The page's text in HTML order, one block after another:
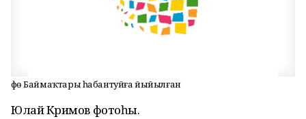
Өфө Баймаҡтары һабантуйға йыйылған
Юлай Кәримов фотоһы.